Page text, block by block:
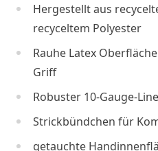
Hergestellt aus
recyceltem Polyester
Rauhe Latex
Griff
Robuster 10-Gauge-
Strickbündchen für
getauchte